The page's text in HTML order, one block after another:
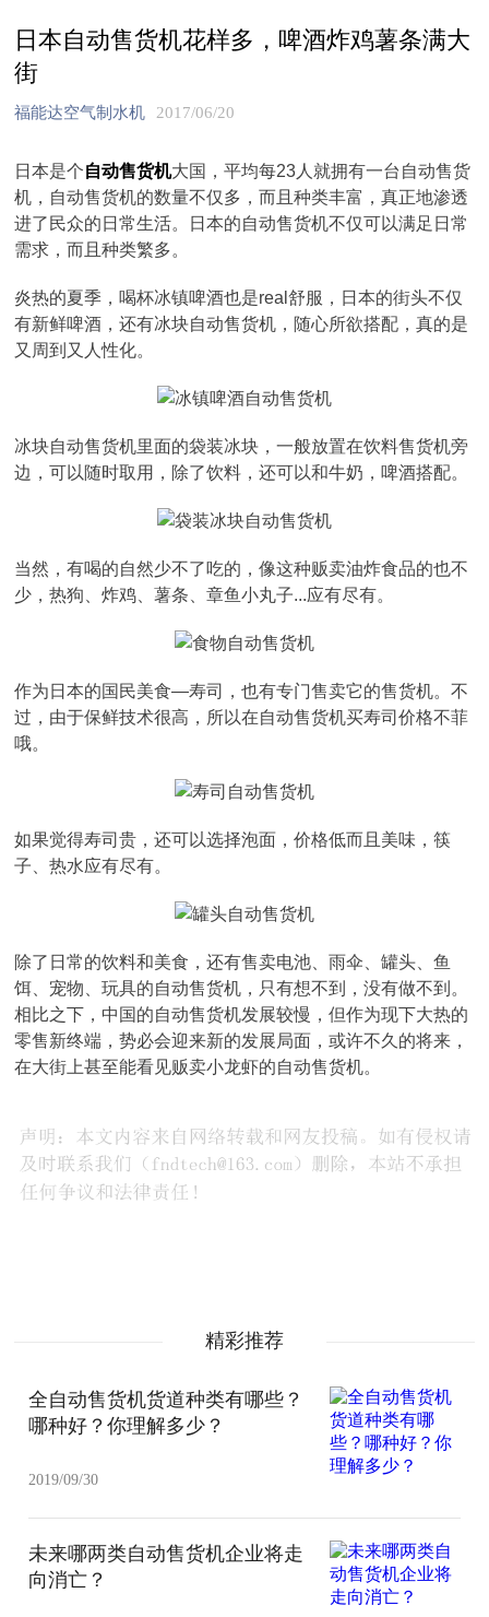
日本自动售货机花样多，啤酒炸鸡薯条满大
街
福能达空气制水机 2017/06/20
日本是个自动售货机大国，平均每23人就拥有一台自动售货
机，自动售货机的数量不仅多，而且种类丰富，真正地渗透
进了民众的日常生活。日本的自动售货机不仅可以满足日常
需求，而且种类繁多。
炎热的夏季，喝杯冰镇啤酒也是real舒服，日本的街头不仅
有新鲜啤酒，还有冰块自动售货机，随心所欲搭配，真的是
又周到又人性化。
冰块自动售货机里面的袋装冰块，一般放置在饮料售货机旁
边，可以随时取用，除了饮料，还可以和牛奶，啤酒搭配。
当然，有喝的自然少不了吃的，像这种贩卖油炸食品的也不
少，热狗、炸鸡、薯条、章鱼小丸子...应有尽有。
作为日本的国民美食—寿司，也有专门售卖它的售货机。不
过，由于保鲜技术很高，所以在自动售货机买寿司价格不菲
哦。
如果觉得寿司贵，还可以选择泡面，价格低而且美味，筷
子、热水应有尽有。
除了日常的饮料和美食，还有售卖电池、雨伞、罐头、鱼
饵、宠物、玩具的自动售货机，只有想不到，没有做不到。
相比之下，中国的自动售货机发展较慢，但作为现下大热的
零售新终端，势必会迎来新的发展局面，或许不久的将来，
在大街上甚至能看见贩卖小龙虾的自动售货机。
精彩推荐
全自动售货机货道种类有哪些？
哪种好？你理解多少？
2019/09/30
未来哪两类自动售货机企业将走
向消亡？